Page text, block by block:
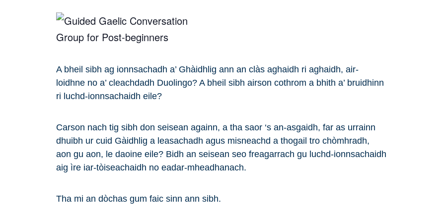
A bheil sibh ag ionnsachadh a’ Ghàidhlig ann an clàs aghaidh ri aghaidh, air-
loidhne no a’ cleachdadh Duolingo? A bheil sibh airson cothrom a bhith a’ bruidhinn
ri luchd-ionnsachaidh eile?
Carson nach tig sibh don seisean againn, a tha saor ‘s an-asgaidh, far as urrainn
dhuibh ur cuid Gàidhlig a leasachadh agus misneachd a thogail tro chòmhradh,
aon gu aon, le daoine eile? Bidh an seisean seo freagarrach gu luchd-ionnsachaidh
aig ìre iar-tòiseachaidh no eadar-mheadhanach.
Tha mi an dòchas gum faic sinn ann sibh.